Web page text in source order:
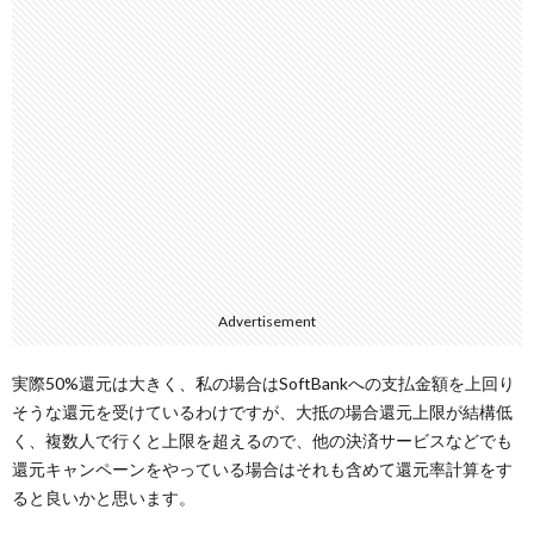
Advertisement
実際50%還元は大きく、私の場合はSoftBankへの支払金額を上回り
そうな還元を受けているわけですが、大抵の場合還元上限が結構低
く、複数人で行くと上限を超えるので、他の決済サービスなどでも
還元キャンペーンをやっている場合はそれも含めて還元率計算をす
ると良いかと思います。